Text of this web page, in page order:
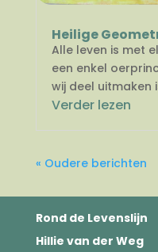
Heilige
Alle leven is met
een enkel
wij deel uitmaken
Verder lezen
« Oudere berichten
Rond de Levenslijn
Hillie van der Weg